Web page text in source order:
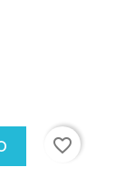
favorite_border